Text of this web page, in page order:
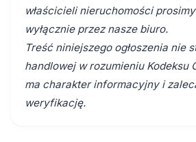
właścicieli nieruchomości
wyłącznie przez nasze biuro.
Treść niniejszego ogłoszenia nie
handlowej w rozumieniu Kodeksu
ma charakter informacyjny i
weryfikację.